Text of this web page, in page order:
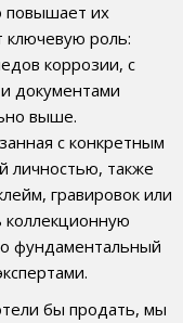
повышает их
ключевую роль:
коррозии, с
документами
выше.
с конкретным
личностью, также
гравировок или
коллекционную
фундаментальный
бы продать, мы